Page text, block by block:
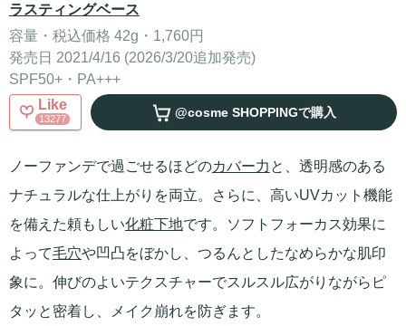
ラスティングベース
容量・税込価格 42g・1,760円
発売日 2021/4/16 (2026/3/20追加発売)
SPF50+・PA+++
Like
13277 @cosme SHOPPINGで購入
ノーファンデで過ごせるほどのカバー力 と、透明感のある
ナチュラルな仕上がりを両立。さらに、高いUVカット機能
を備えた頼もしい化粧下地です。ソフトフォーカス効果に
よって毛穴や凹凸をぼかし、つるんとしたなめらかな肌印
象に。伸びのよいテクスチャーでスルスル広がりながらピ
タッと密着し、メイク崩れを防ぎます。